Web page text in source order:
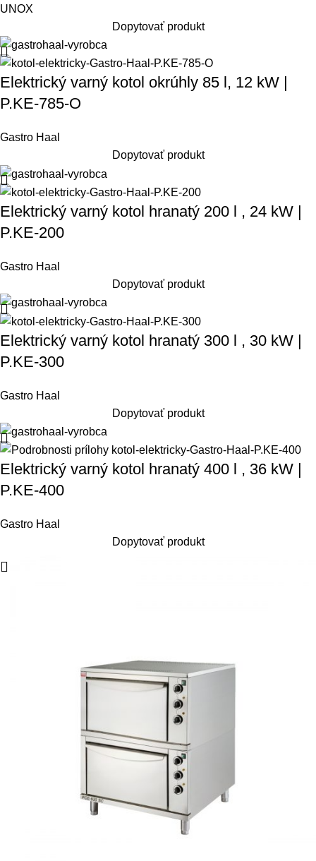
UNOX
Dopytovať produkt
Elektrický varný kotol okrúhly 85 l, 12 kW |
P.KE-785-O
Gastro Haal
Dopytovať produkt
Elektrický varný kotol hranatý 200 l , 24 kW |
P.KE-200
Gastro Haal
Dopytovať produkt
Elektrický varný kotol hranatý 300 l , 30 kW |
P.KE-300
Gastro Haal
Dopytovať produkt
Elektrický varný kotol hranatý 400 l , 36 kW |
P.KE-400
Gastro Haal
Dopytovať produkt